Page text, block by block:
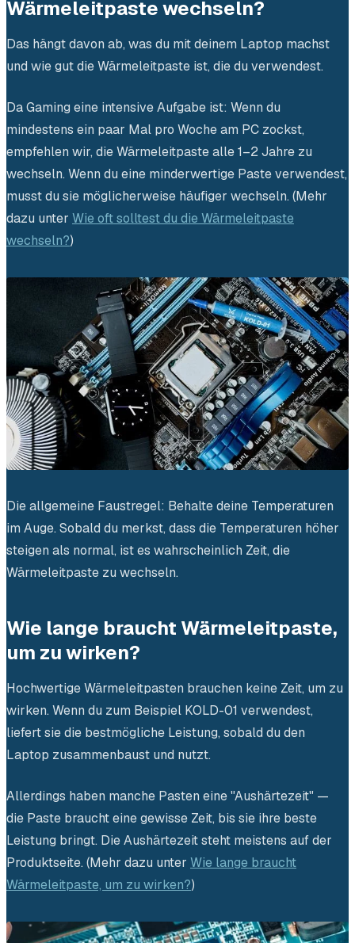
Wärmeleitpaste wechseln?
Das hängt davon ab, was du mit deinem Laptop machst
und wie gut die Wärmeleitpaste ist, die du verwendest.
Da Gaming eine intensive Aufgabe ist: Wenn du
mindestens ein paar Mal pro Woche am PC zockst,
empfehlen wir, die Wärmeleitpaste alle 1–2 Jahre zu
wechseln. Wenn du eine minderwertige Paste verwendest,
musst du sie möglicherweise häufiger wechseln. (Mehr
dazu unter Wie oft solltest du die Wärmeleitpaste
wechseln?)
Die allgemeine Faustregel: Behalte deine Temperaturen
im Auge. Sobald du merkst, dass die Temperaturen höher
steigen als normal, ist es wahrscheinlich Zeit, die
Wärmeleitpaste zu wechseln.
Wie lange braucht Wärmeleitpaste,
um zu wirken?
Hochwertige Wärmeleitpasten brauchen keine Zeit, um zu
wirken. Wenn du zum Beispiel KOLD-01 verwendest,
liefert sie die bestmögliche Leistung, sobald du den
Laptop zusammenbaust und nutzt.
Allerdings haben manche Pasten eine "Aushärtezeit" —
die Paste braucht eine gewisse Zeit, bis sie ihre beste
Leistung bringt. Die Aushärtezeit steht meistens auf der
Produktseite. (Mehr dazu unter Wie lange braucht
Wärmeleitpaste, um zu wirken?)